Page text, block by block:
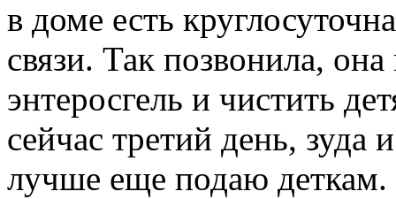
в доме есть
связи. Так позвонила,
энтеросгель и чистить
сейчас третий день, зуда
лучше еще подаю деткам.